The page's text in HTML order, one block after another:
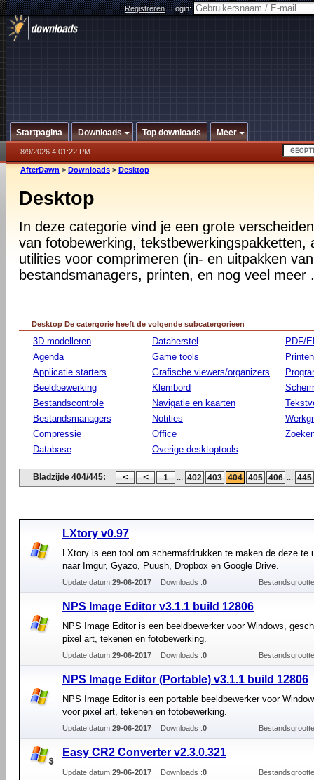
Registreren|Login:
Startpagina Downloads Top downloads Meer
8/9/2026 4:01:22 PM
AfterDawn > Downloads > Desktop
Desktop
In deze categorie vind je een grote
van fotobewerking, tekstbewerkingspakketten,
utilities voor comprimeren (in- en uitpakken
bestandsmanagers, printen, en nog veel meer
Desktop De catergorie heeft de volgende subcatergorieen
3D modelleren
Agenda
Applicatie starters
Beeldbewerking
Bestandscontrole
Bestandsmanagers
Compressie
Database
Dataherstel
Game tools
Grafische viewers/organizers
Klembord
Navigatie en kaarten
Notities
Office
Overige desktoptools
PDF/
Printen
Bladzijde 404/445: 1 ... 402 403 404 405 406 ... 445
LXtory v0.97
LXtory is een tool om schermafdrukken te maken de deze te
naar Imgur, Gyazo, Puush, Dropbox en Google Drive.
Update datum:29-06-2017 Downloads :0
NPS Image Editor v3.1.1 build 12806
NPS Image Editor is een beeldbewerker voor Windows,
pixel art, tekenen en fotobewerking.
Update datum:29-06-2017 Downloads :0
NPS Image Editor (Portable) v3.1.1 build 12806
NPS Image Editor is een portable beeldbewerker voor
voor pixel art, tekenen en fotobewerking.
Update datum:29-06-2017 Downloads :0
Easy CR2 Converter v2.3.0.321
Update datum:29-06-2017 Downloads :0